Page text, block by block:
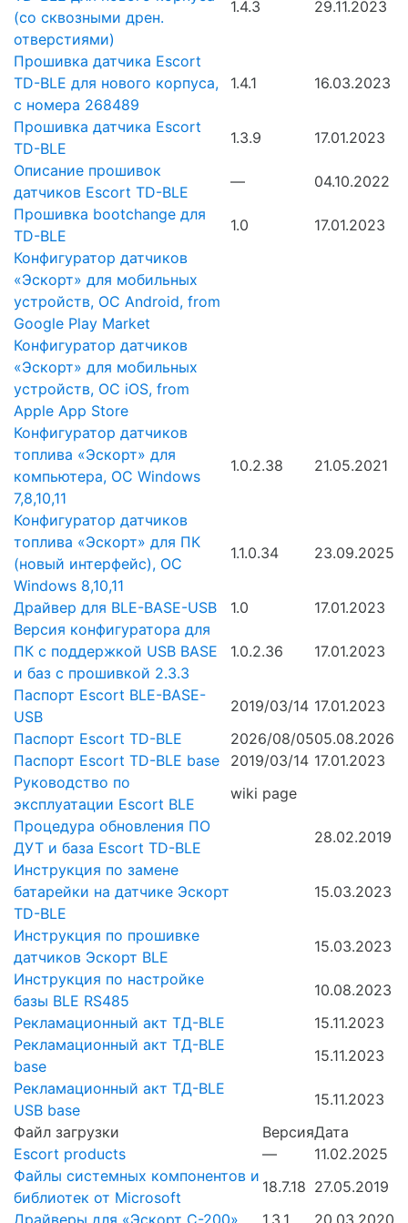
(со сквозными дрен.
отверстиями)
1.4.3 29.11.2023
Прошивка датчика Escort
TD-BLE для нового корпуса,
с номера 268489
1.4.1 16.03.2023
Прошивка датчика Escort
TD-BLE
1.3.9
17.01.2023
Описание прошивок
датчиков Escort TD-BLE
—
04.10.2022
Прошивка bootchange для
TD-BLE
1.0
17.01.2023
Конфигуратор датчиков
«Эскорт» для мобильных
устройств, ОС Android, from
Google Play Market
Конфигуратор датчиков
«Эскорт» для мобильных
устройств, ОС iOS, from
Apple App Store
Конфигуратор датчиков
топлива «Эскорт» для
компьютера, ОС Windows
7,8,10,11
1.0.2.38 21.05.2021
Конфигуратор датчиков
топлива «Эскорт» для ПК
(новый интерфейс), ОС
Windows 8,10,11
1.1.0.34 23.09.2025
Драйвер для BLE-BASE-USB 1.0
17.01.2023
Версия конфигуратора для
ПК с поддержкой USB BASE
и баз с прошивкой 2.3.3
1.0.2.36 17.01.2023
Паспорт Escort BLE-BASE-
USB
2019/03/14 17.01.2023
Паспорт Escort TD-BLE
2026/08/0505.08.2026
Паспорт Escort TD-BLE base
2019/03/14 17.01.2023
Руководство по
эксплуатации Escort BLE
wiki page
Процедура обновления ПО
ДУТ и база Escort TD-BLE
28.02.2019
Инструкция по замене
батарейки на датчике Эскорт
TD-BLE
15.03.2023
Инструкция по прошивке
датчиков Эскорт BLE
15.03.2023
Инструкция по настройке
базы BLE RS485
10.08.2023
Рекламационный акт ТД-BLE
15.11.2023
Рекламационный акт ТД-BLE
base
15.11.2023
Рекламационный акт ТД-BLE
USB base
15.11.2023
Файл загрузки
ВерсияДата
Escort products
—
11.02.2025
Файлы системных компонентов и
библиотек от Microsoft
18.7.18 27.05.2019
Драйверы для «Эскорт С-200»
1.3.1
20.03.2020